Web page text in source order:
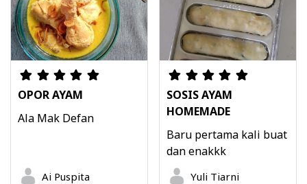
OPOR AYAM
Ala Mak Defan
Ai Puspita
SOSIS AYAM
HOMEMADE
Baru pertama kali buat
dan enakkk
Yuli Tiarni